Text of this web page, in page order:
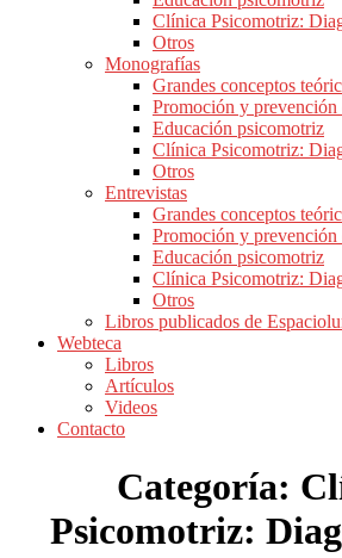
Clínica Psicomotriz:
Otros
Monografías
Grandes conceptos
Promoción y prevención
Educación psicomotriz
Clínica Psicomotriz:
Otros
Entrevistas
Grandes conceptos
Promoción y prevención
Educación psicomotriz
Clínica Psicomotriz:
Otros
Libros publicados de
Webteca
Libros
Artículos
Videos
Contacto
Categoría:
Psicomotriz: